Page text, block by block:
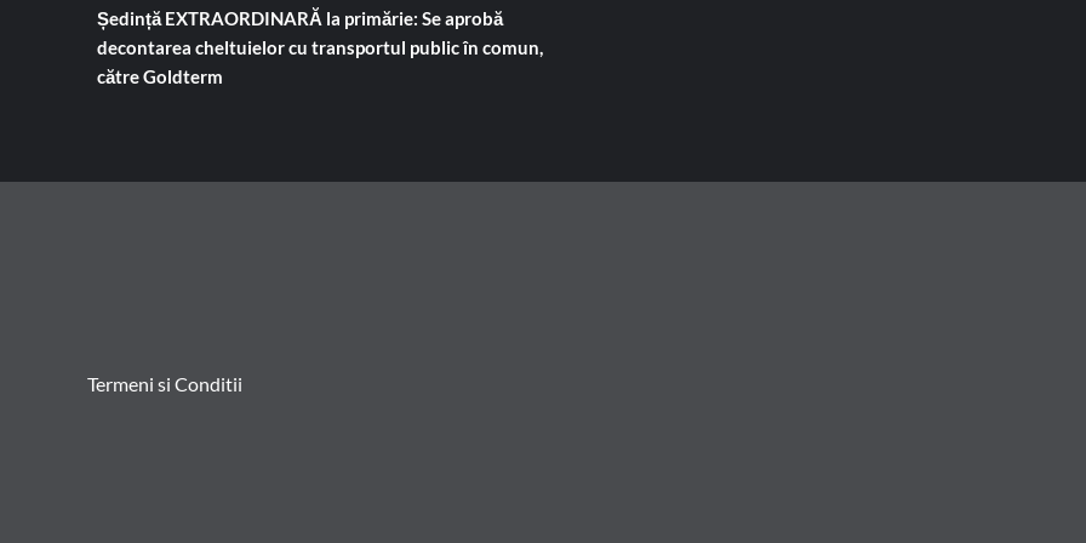
Ședință EXTRAORDINARĂ la primărie: Se aprobă
decontarea cheltuielor cu transportul public în comun,
către Goldterm
Termeni si Conditii